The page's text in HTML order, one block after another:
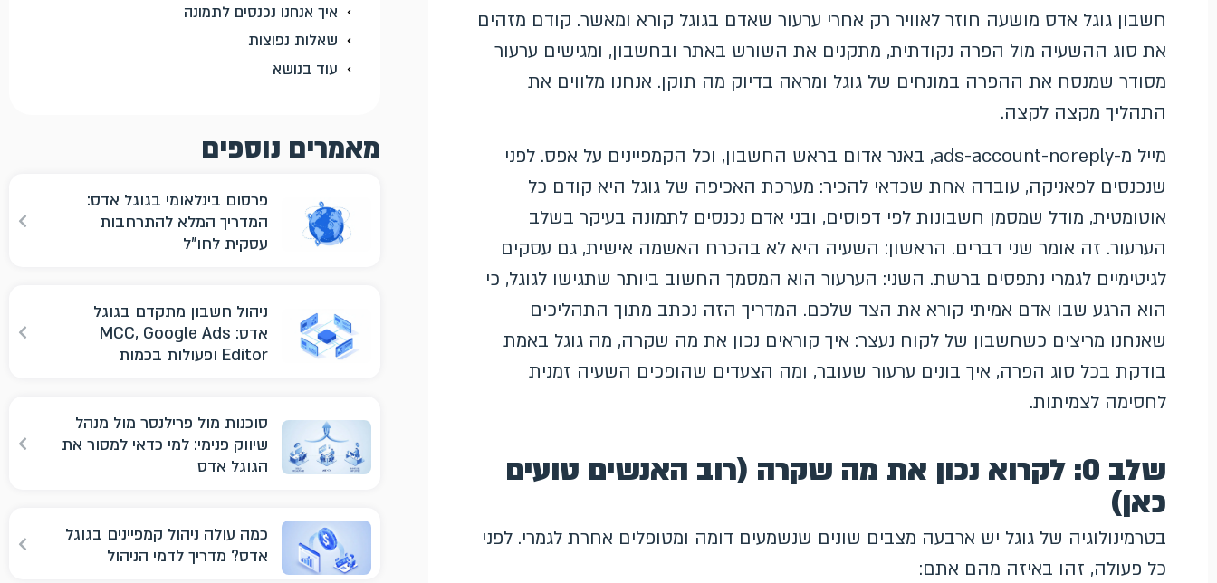
חשבון גוגל אדס מושעה חוזר לאוויר רק אחרי ערעור שאדם בגוגל קורא ומאשר. קודם מזהים
את סוג ההשעיה מול הפרה נקודתית, מתקנים את השורש באתר ובחשבון, ומגישים ערעור
מסודר שמנסח את ההפרה במונחים של גוגל ומראה בדיוק מה תוקן. אנחנו מלווים את
התהליך מקצה לקצה.
מייל מ-ads-account-noreply, באנר אדום בראש החשבון, וכל הקמפיינים על אפס. לפני
שנכנסים לפאניקה, עובדה אחת שכדאי להכיר: מערכת האכיפה של גוגל היא קודם כל
אוטומטית, מודל שמסמן חשבונות לפי דפוסים, ובני אדם נכנסים לתמונה בעיקר בשלב
הערעור. זה אומר שני דברים. הראשון: השעיה היא לא בהכרח האשמה אישית, גם עסקים
לגיטימיים לגמרי נתפסים ברשת. השני: הערעור הוא המסמך החשוב ביותר שתגישו לגוגל, כי
הוא הרגע שבו אדם אמיתי קורא את הצד שלכם. המדריך הזה נכתב מתוך התהליכים
שאנחנו מריצים כשחשבון של לקוח נעצר: איך קוראים נכון את מה שקרה, מה גוגל באמת
בודקת בכל סוג הפרה, איך בונים ערעור שעובר, ומה הצעדים שהופכים השעיה זמנית
לחסימה לצמיתות.
שלב 0: לקרוא נכון את מה שקרה (רוב האנשים טועים
כאן)
בטרמינולוגיה של גוגל יש ארבעה מצבים שונים שנשמעים דומה ומטופלים אחרת לגמרי. לפני
כל פעולה, זהו באיזה מהם אתם:
איך אנחנו נכנסים לתמונה
שאלות נפוצות
עוד בנושא
מאמרים נוספים
פרסום בינלאומי בגוגל אדס:
המדריך המלא להתרחבות
עסקית לחו"ל
ניהול חשבון מתקדם בגוגל
אדס: MCC, Google Ads
Editor ופעולות בכמות
סוכנות מול פרילנסר מול מנהל
שיווק פנימי: למי כדאי למסור את
הגוגל אדס
כמה עולה ניהול קמפיינים בגוגל
אדס? מדריך לדמי הניהול